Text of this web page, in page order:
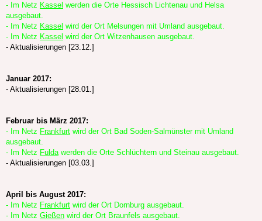
- Im Netz Kassel werden die Orte Hessisch Lichtenau und Helsa
ausgebaut.
- Im Netz Kassel wird der Ort Melsungen mit Umland ausgebaut.
- Im Netz Kassel wird der Ort Witzenhausen ausgebaut.
- Aktualisierungen [23.12.]
Januar 2017:
- Aktualisierungen [28.01.]
Februar bis März 2017:
- Im Netz Frankfurt wird der Ort Bad Soden-Salmünster mit Umland
ausgebaut.
- Im Netz Fuldawerden die Orte Schlüchtern und Steinau ausgebaut.
- Aktualisierungen [03.03.]
April bis August 2017:
- Im Netz Frankfurt wird der Ort Dornburg ausgebaut.
- Im Netz Gießen wird der Ort Braunfels ausgebaut.